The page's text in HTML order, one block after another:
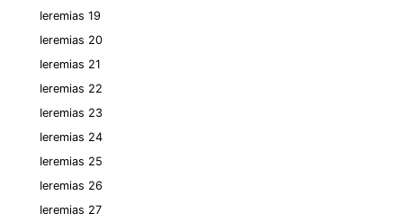
Ieremias 19
Ieremias 20
Ieremias 21
Ieremias 22
Ieremias 23
Ieremias 24
Ieremias 25
Ieremias 26
Ieremias 27